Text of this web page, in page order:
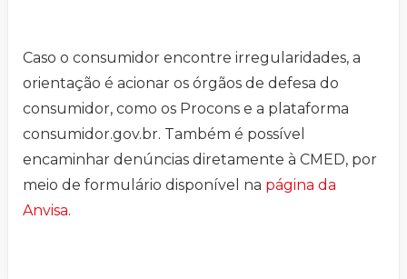
Caso o consumidor encontre irregularidades, a
orientação é acionar os órgãos de defesa do
consumidor, como os Procons e a plataforma
consumidor.gov.br. Também é possível
encaminhar denúncias diretamente à CMED, por
meio de formulário disponível na página da
Anvisa.